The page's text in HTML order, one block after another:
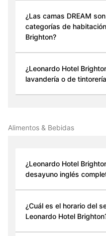
¿Las camas DREAM
categorías de
Brighton?
¿Leonardo Hotel
lavandería o de
Alimentos & Bebidas
¿Leonardo Hotel
desayuno inglés
¿Cuál es el horario del
Leonardo Hotel